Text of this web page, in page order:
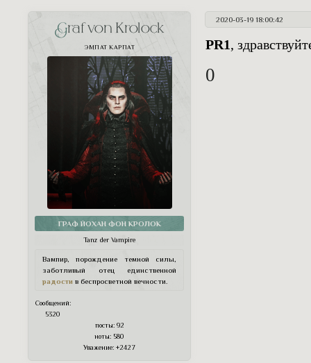
2020-03-19 18:00:42
Graf von Krolock
ЭМПАТ КАРПАТ
ГРАФ ЙОХАН ФОН КРОЛОК
Tanz der Vampire
Вампир, порождение темной силы,
заботливый отец единственной
радости в беспросветной вечности.
Сообщений:
5320
посты:92
ноты: 580
Уважение: +2427
PR1,
0